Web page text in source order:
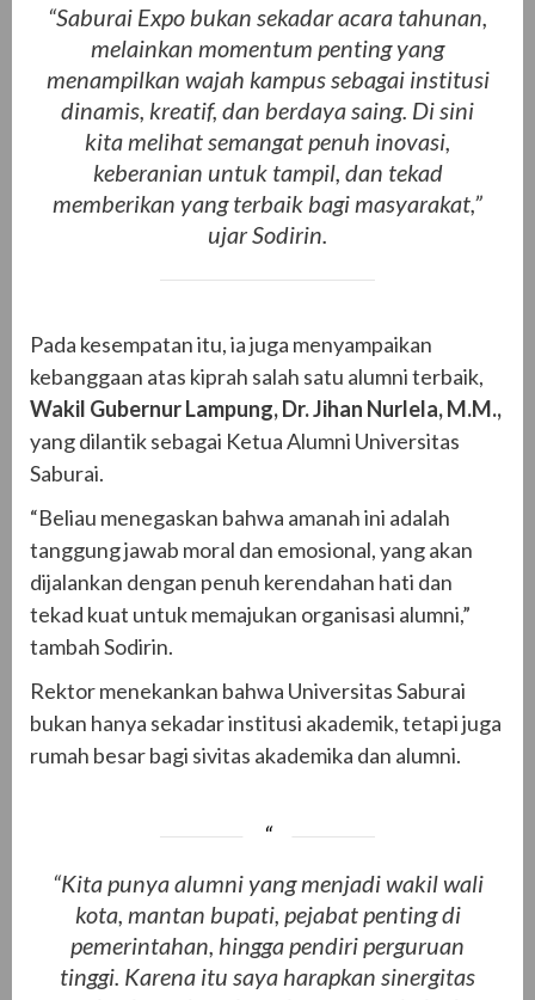
“Saburai Expo bukan sekadar acara tahunan,
melainkan momentum penting yang
menampilkan wajah kampus sebagai institusi
dinamis, kreatif, dan berdaya saing. Di sini
kita melihat semangat penuh inovasi,
keberanian untuk tampil, dan tekad
memberikan yang terbaik bagi masyarakat,”
ujar Sodirin.
Pada kesempatan itu, ia juga menyampaikan
kebanggaan atas kiprah salah satu alumni terbaik,
Wakil Gubernur Lampung, Dr. Jihan Nurlela, M.M.,
yang dilantik sebagai Ketua Alumni Universitas
Saburai.
“Beliau menegaskan bahwa amanah ini adalah
tanggung jawab moral dan emosional, yang akan
dijalankan dengan penuh kerendahan hati dan
tekad kuat untuk memajukan organisasi alumni,”
tambah Sodirin.
Rektor menekankan bahwa Universitas Saburai
bukan hanya sekadar institusi akademik, tetapi juga
rumah besar bagi sivitas akademika dan alumni.
“Kita punya alumni yang menjadi wakil wali
kota, mantan bupati, pejabat penting di
pemerintahan, hingga pendiri perguruan
tinggi. Karena itu saya harapkan sinergitas